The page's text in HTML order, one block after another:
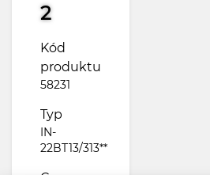
2
Kód
produktu
58231
Typ
IN-
22BT13/313**
Cena s